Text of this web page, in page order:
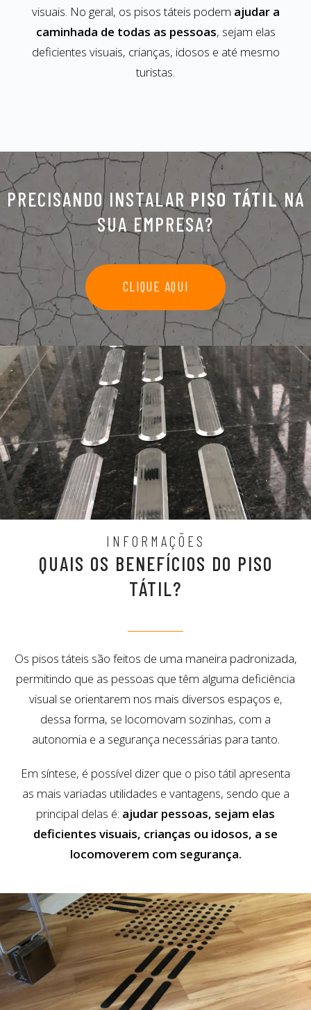
visuais. No geral, os pisos táteis podem ajudar a
caminhada de todas as pessoas, sejam elas
deficientes visuais, crianças, idosos e até mesmo
turistas.
PRECISANDO INSTALARPISO TÁTILNA
SUA EMPRESA?
CLIQUE AQUI
INFORMAÇÕES
QUAIS OS BENEFÍCIOS DO PISO
TÁTIL?
Os pisos táteis são feitos de uma maneira padronizada,
permitindo que as pessoas que têm alguma deficiência
visual se orientarem nos mais diversos espaços e,
dessa forma, se locomovam sozinhas, com a
autonomia e a segurança necessárias para tanto.
Em síntese, é possível dizer que o piso tátil apresenta
as mais variadas utilidades e vantagens, sendo que a
principal delas é: ajudar pessoas, sejam elas
deficientes visuais, crianças ou idosos, a se
locomoverem com segurança.